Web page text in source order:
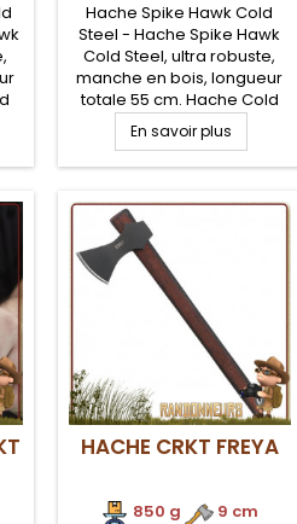
Hache Spike Hawk Cold
Steel - Hache Spike Hawk
Cold Steel, ultra robuste,
manche en bois, longueur
totale 55 cm. Hache Cold
Steel Spike Hawk 90SH lame
en acier haute teneur en
carbone 1055 avec pointe
Hache de qualité pour le
bushcraft et le combat au
corps à corps
En savoir plus
HACHE CRKT FREYA
850 g
9 cm